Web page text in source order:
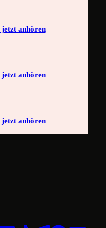
jetzt anhören
jetzt anhören
jetzt anhören